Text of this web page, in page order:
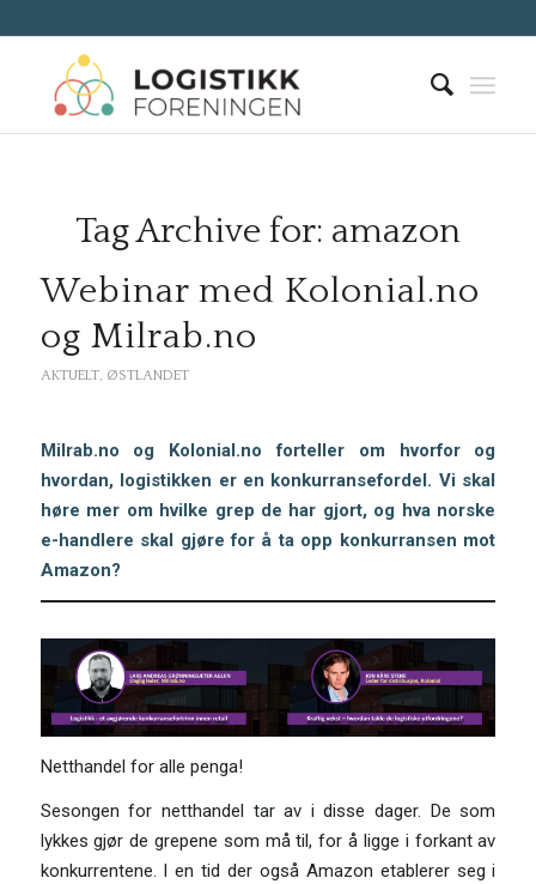
Tag Archive for: amazon
Webinar med Kolonial.no
og Milrab.no
AKTUELT, ØSTLANDET
Milrab.no og Kolonial.no forteller om hvorfor og
hvordan, logistikken er en konkurransefordel. Vi skal
høre mer om hvilke grep de har gjort, og hva norske
e-handlere skal gjøre for å ta opp konkurransen mot
Amazon?
Netthandel for alle penga!
Sesongen for netthandel tar av i disse dager. De som
lykkes gjør de grepene som må til, for å ligge i forkant av
konkurrentene. I en tid der også Amazon etablerer seg i